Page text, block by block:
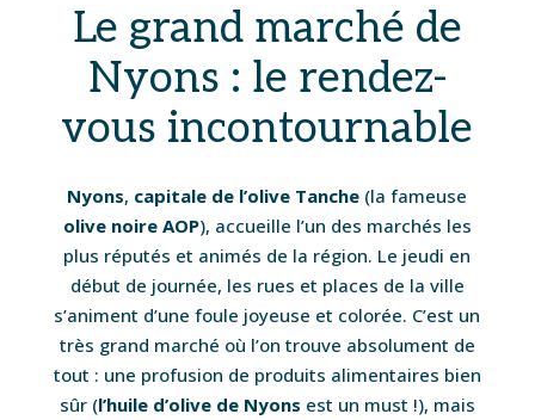
Le grand marché de
Nyons : le rendez-
vous incontournable
Nyons, capitale de l’olive Tanche (la fameuse
olive noire AOP), accueille l’un des marchés les
plus réputés et animés de la région. Le jeudi en
début de journée, les rues et places de la ville
s’animent d’une foule joyeuse et colorée. C’est un
très grand marché où l’on trouve absolument de
tout : une profusion de produits alimentaires bien
sûr (l’huile d’olive de Nyons est un must !), mais